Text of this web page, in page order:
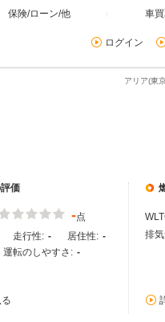
保険/ローン/他 車
ログイン
アリア(東
価
-点
走行性: - 居住性: -
運転のしやすさ: -
排気